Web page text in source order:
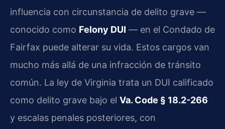
influencia con circunstancia de delito grave —
conocido como Felony DUI — en el Condado de
Fairfax puede alterar su vida. Estos cargos van
mucho más allá de una infracción de tránsito
común. La ley de Virginia trata un DUI calificado
como delito grave bajo el Va. Code § 18.2-266
y escalas penales posteriores, con